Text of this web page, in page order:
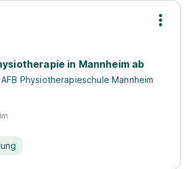
in Mannheim ab
AFB Physiotherapieschule Mannheim